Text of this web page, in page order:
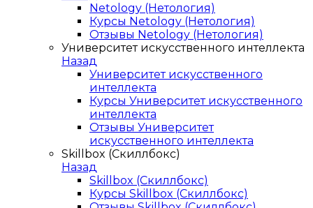
Netology (Нетология)
Курсы Netology (Нетология)
Отзывы Netology (Нетология)
Университет искусственного интеллекта
Назад
Университет искусственного
интеллекта
Курсы Университет искусственного
интеллекта
Отзывы Университет
искусственного интеллекта
Skillbox (Скиллбокс)
Назад
Skillbox (Скиллбокс)
Курсы Skillbox (Скиллбокс)